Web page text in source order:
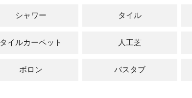
シャワー タイル
タイルカーペット 人工芝
ボロン バスタブ